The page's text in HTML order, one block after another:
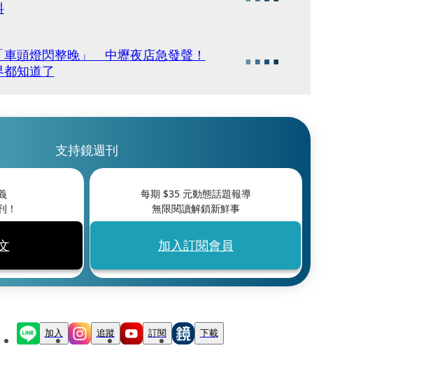
頭燈閃整晚」 中壢夜店急發聲！
知道了
支持鏡週刊
！
每期 $35元動態話題報導
無限閱讀解鎖新鮮事
加入訂閱會員
加入 追蹤 訂閱 下載